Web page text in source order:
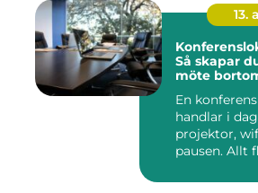
13.
Så skapar
möte
En
handlar i
projektor,
pausen. Allt